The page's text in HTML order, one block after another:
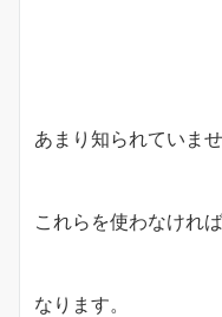
あまり知られていませ
これらを使わなけれ
なります。